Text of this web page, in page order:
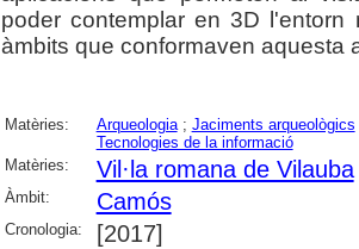
poder contemplar en 3D
àmbits que conformaven aquesta
Matèries: Arqueologia; Jaciments arqueològics
Tecnologies de la informació
Matèries:
Vil·la romana de Vilauba
Àmbit: Camós
Cronologia: [2017]